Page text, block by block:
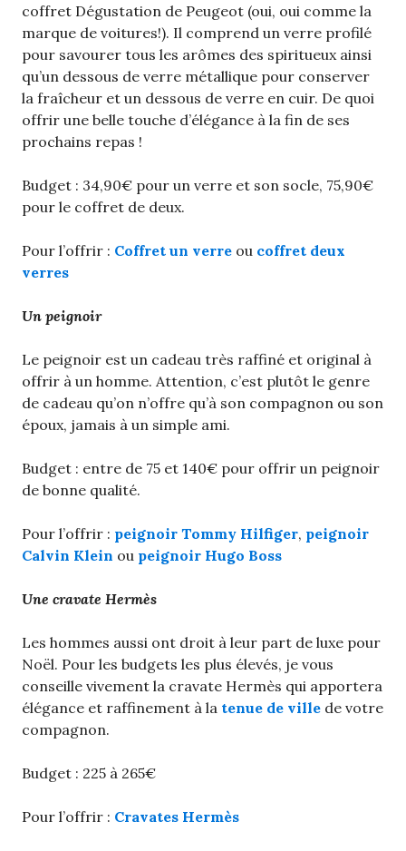
coffret Dégustation de Peugeot (oui, oui comme la
marque de voitures!). Il comprend un verre profilé
pour savourer tous les arômes des spiritueux ainsi
qu’un dessous de verre métallique pour conserver
la fraîcheur et un dessous de verre en cuir. De quoi
offrir une belle touche d’élégance à la fin de ses
prochains repas !
Budget : 34,90€ pour un verre et son socle, 75,90€
pour le coffret de deux.
Pour l’offrir : Coffret un verre ou coffret deux
verres
Un peignoir
Le peignoir est un cadeau très raffiné et original à
offrir à un homme. Attention, c’est plutôt le genre
de cadeau qu’on n’offre qu’à son compagnon ou son
époux, jamais à un simple ami.
Budget : entre de 75 et 140€ pour offrir un peignoir
de bonne qualité.
Pour l’offrir : peignoir Tommy Hilfiger, peignoir
Calvin Klein ou peignoir Hugo Boss
Une cravate Hermès
Les hommes aussi ont droit à leur part de luxe pour
Noël. Pour les budgets les plus élevés, je vous
conseille vivement la cravate Hermès qui apportera
élégance et raffinement à la tenue de ville de votre
compagnon.
Budget : 225 à 265€
Pour l’offrir : Cravates Hermès